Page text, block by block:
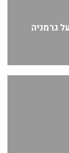
גרמניה